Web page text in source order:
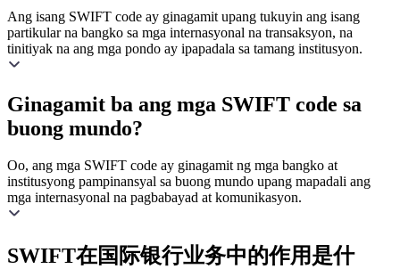
Ang isang SWIFT code ay ginagamit upang tukuyin ang isang
partikular na bangko sa mga internasyonal na transaksyon, na
tinitiyak na ang mga pondo ay ipapadala sa tamang institusyon.
Ginagamit ba ang mga SWIFT code sa
buong mundo?
Oo, ang mga SWIFT code ay ginagamit ng mga bangko at
institusyong pampinansyal sa buong mundo upang mapadali ang
mga internasyonal na pagbabayad at komunikasyon.
SWIFT在国际银行业务中的作用是什